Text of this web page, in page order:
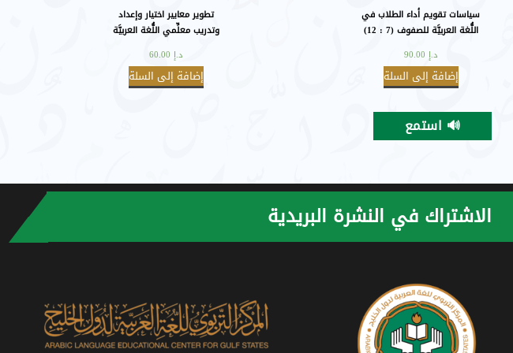
سياسات تقويم أداء الطلاب في
اللُّغة العربيَّة للصفوف (7 : 12)
د.إ
إضافة إلى السلة
تطوير معايير اختيار وإعداد
وتدريب معلِّمي اللُّغة العربيَّة
د.إ
إضافة إلى السلة
🔊 استمع
الاشتراك في النشرة البريدية